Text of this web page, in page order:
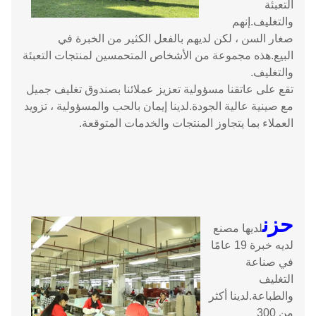
التعبئة
والتغليف.إنهم
صغار السن ، لكن لديهم بالفعل الكثير من الخبرة في
البيع.هذه مجموعة من الأشخاص المتحمسين لمنتجات التعبئة
والتغليف.
تقع على عاتقنا مسؤولية تعزيز عملائنا بصندوق تغليف جميل
مع صينية عالية الجودة.لدينا إيمان بالحب والمسؤولية ، تزويد
العملاء بما يتجاوز المنتجات والخدمات المتوقعة.
حزنلديها مصنع
لديه خبرة 19 عامًا
في صناعة
التغليف
والطباعة.لدينا أكثر
من 300